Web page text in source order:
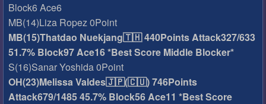
Block6 Ace6
MB(14)Liza Ropez 0Point
MB(15)Thatdao Nuekjang🇹🇭 440Points Attack327/633
51.7% Block97 Ace16 *Best Score Middle Blocker*
S(16)Sanar Yoshida 0Point
OH(23)Melissa Valdes🇯🇵(🇨🇺) 746Points
Attack679/1485 45.7% Block56 Ace11 *Best Score